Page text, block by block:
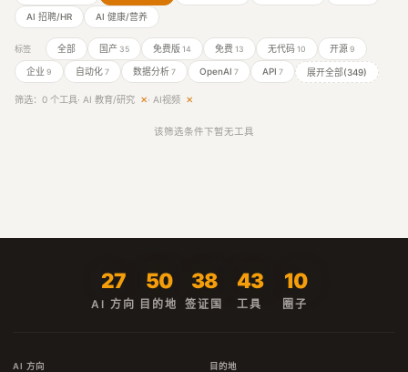
AI 招聘/HR AI 健康/营养
标签 全部 国产 35 免费版 14 免费 13 无代码 10 开源 9
企业 9 自动化 7 数据分析 7 OpenAI 7 API 7 展开全部(349)
筛选：0 个工具· AI 教育/研究 ✕· AI视频 ✕
该筛选条件下暂无工具
27
AI 方向
50
目的地
38
签证国
43
工具
10
圈子
AI 方向 目的地